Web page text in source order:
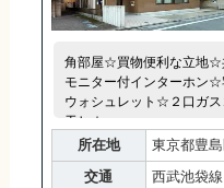
角部屋☆買物便利な立地☆
モニター付インターホン
ウォシュレット☆２口ガ
干し☆
所在地
東京都豊
交通
西武池袋